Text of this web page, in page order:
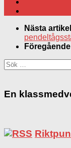
Nästa artikel
Sök
efter:
En